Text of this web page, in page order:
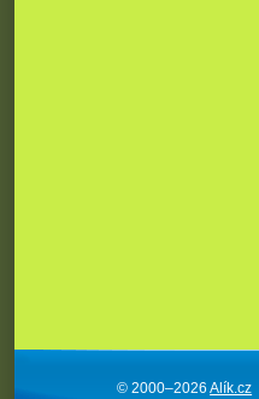
© 2000–2026Alík.cz